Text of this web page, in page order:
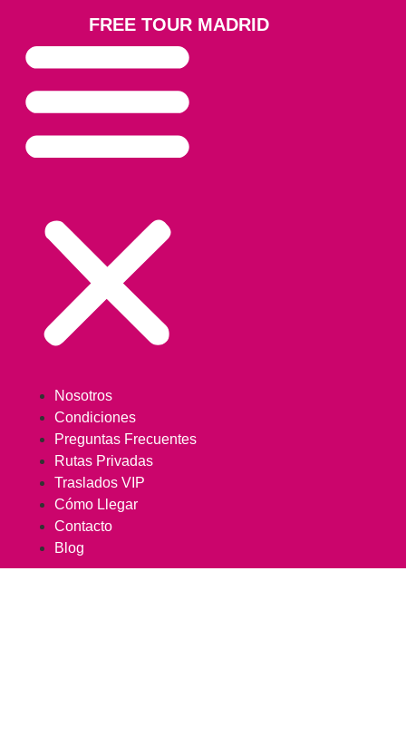
Nosotros
Condiciones
Preguntas Frecuentes
Rutas Privadas
Traslados VIP
Cómo Llegar
Contacto
Blog
FREE TOUR MADRID